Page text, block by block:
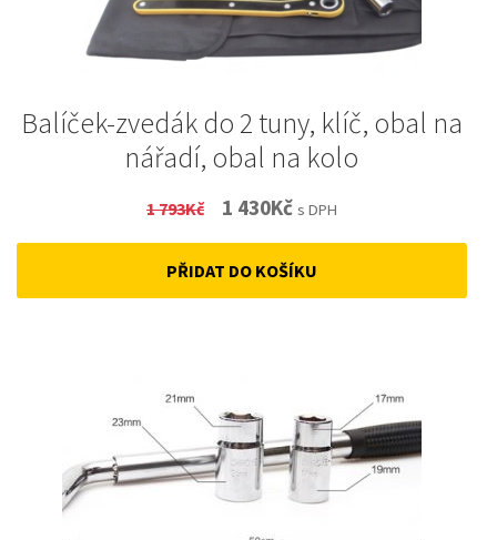
Balíček-zvedák do 2 tuny, klíč, obal na
nářadí, obal na kolo
1 793Kč
Original
price
was:
1 430KčCurrent
price
is:
s DPH
PŘIDAT DO KOŠÍKU